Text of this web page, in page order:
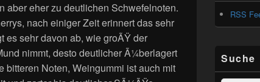
aber eher zu deutlichen Schwefelnoten.
nach einiger Zeit erinnert das sehr
es sehr davon ab, wie groÃŸ der
nimmt, desto deutlicher Ã¼berlagert
Noten, Weingummi ist auch mit
RSS
Suche